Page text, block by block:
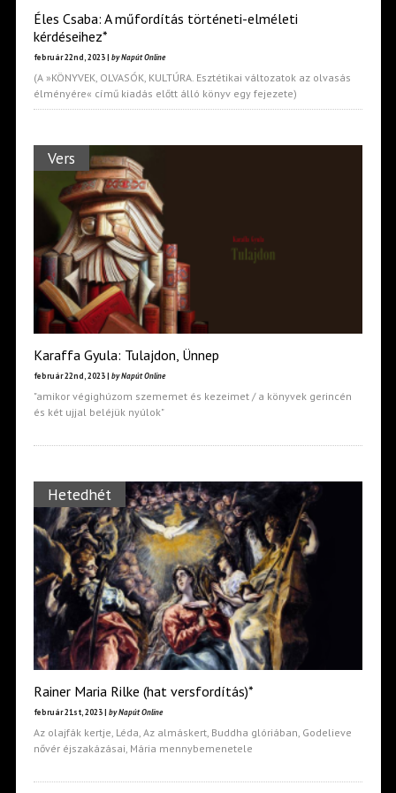
Éles Csaba: A műfordítás történeti-elméleti
kérdéseihez*
február 22nd, 2023 | by Napút Online
(A »KÖNYVEK, OLVASÓK, KULTÚRA. Esztétikai változatok az olvasás
élményére« című kiadás előtt álló könyv egy fejezete)
Vers
Karaffa Gyula: Tulajdon, Ünnep
február 22nd, 2023 | by Napút Online
"amikor végighúzom szememet és kezeimet / a könyvek gerincén
és két ujjal beléjük nyúlok"
Hetedhét
Rainer Maria Rilke (hat versfordítás)*
február 21st, 2023 | by Napút Online
Az olajfák kertje, Léda, Az almáskert, Buddha glóriában, Godelieve
nővér éjszakázásai, Mária mennybemenetele